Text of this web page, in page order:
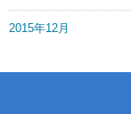
2015年12月